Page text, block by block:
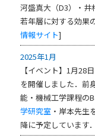
河盛真大（D3）・井
若年層に対する効果
情報サイト]
2025年1月
【イベント】1月28
を開催しました．前
能・機械工学課程の
学研究室 ・岸本先生
降に予定しています．